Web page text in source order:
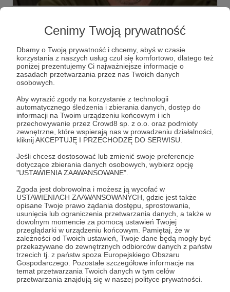
Cenimy Twoją prywatność
Dbamy o Twoją prywatność i chcemy, abyś w czasie
korzystania z naszych usług czuł się komfortowo, dlatego też
poniżej prezentujemy Ci najważniejsze informacje o
zasadach przetwarzania przez nas Twoich danych
osobowych.
Aby wyrazić zgody na korzystanie z technologii
automatycznego śledzenia i zbierania danych, dostęp do
informacji na Twoim urządzeniu końcowym i ich
przechowywanie przez Crowd8 sp. z o.o. oraz podmioty
zewnętrzne, które wspierają nas w prowadzeniu działalności,
kliknij AKCEPTUJĘ I PRZECHODZĘ DO SERWISU.
Jeśli chcesz dostosować lub zmienić swoje preferencje
dotyczące zbierania danych osobowych, wybierz opcję
"USTAWIENIA ZAAWANSOWANE".
Zgoda jest dobrowolna i możesz ją wycofać w
USTAWIENIACH ZAAWANSOWANYCH, gdzie jest także
opisane Twoje prawo żądania dostępu, sprostowania,
usunięcia lub ograniczenia przetwarzania danych, a także w
dowolnym momencie za pomocą ustawień Twojej
przeglądarki w urządzeniu końcowym. Pamiętaj, że w
zależności od Twoich ustawień, Twoje dane będą mogły być
przekazywane do zewnętrznych odbiorców danych z państw
trzecich tj. z państw spoza Europejskiego Obszaru
Gospodarczego. Pozostałe szczegółowe informacje na
temat przetwarzania Twoich danych w tym celów
przetwarzania znajdują się w naszej polityce prywatności.
Zacznę od 30 wagnerowców, którzy drapnęli ciężarówkę,
pick-upa, zamordowali dwóch cywilów, trzech żołnierzy i
zapadli się pod ziemię.
Walery Załużny Jewgienij Prigożyn grupa wagnera
+4
Dołącz do grona Patronów!
Wesprzyj działalność AutoraMarcin Ogdowskijuż
teraz!
Zostań Patronem